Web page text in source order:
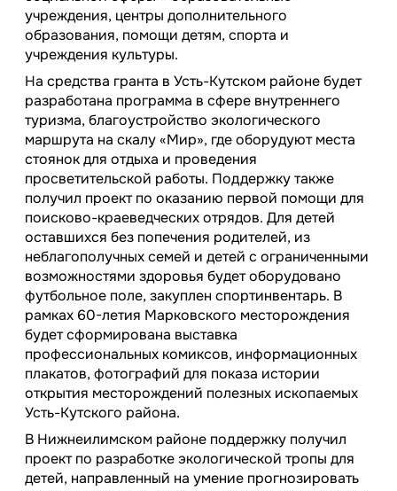
учреждения, центры дополнительного
образования, помощи детям, спорта и
учреждения культуры.
На средства гранта в Усть-Кутском районе будет
разработана программа в сфере внутреннего
туризма, благоустройство экологического
маршрута на скалу «Мир», где оборудуют места
стоянок для отдыха и проведения
просветительской работы. Поддержку также
получил проект по оказанию первой помощи для
поисково-краеведческих отрядов. Для детей
оставшихся без попечения родителей, из
неблагополучных семей и детей с ограниченными
возможностями здоровья будет оборудовано
футбольное поле, закуплен спортинвентарь. В
рамках 60-летия Марковского месторождения
будет сформирована выставка
профессиональных комиксов, информационных
плакатов, фотографий для показа истории
открытия месторождений полезных ископаемых
Усть-Кутского района.
В Нижнеилимском районе поддержку получил
проект по разработке экологической тропы для
детей, направленный на умение прогнозировать